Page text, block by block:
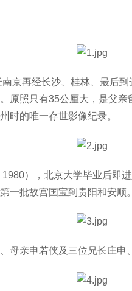
京再经长沙、桂林、最后
原照只有35公厘大，是父
时的唯一存世影像纪录。
），北京大学毕业后即
一批故宫国宝到贵阳和安顺。
母亲申若侠及三位兄长庄申